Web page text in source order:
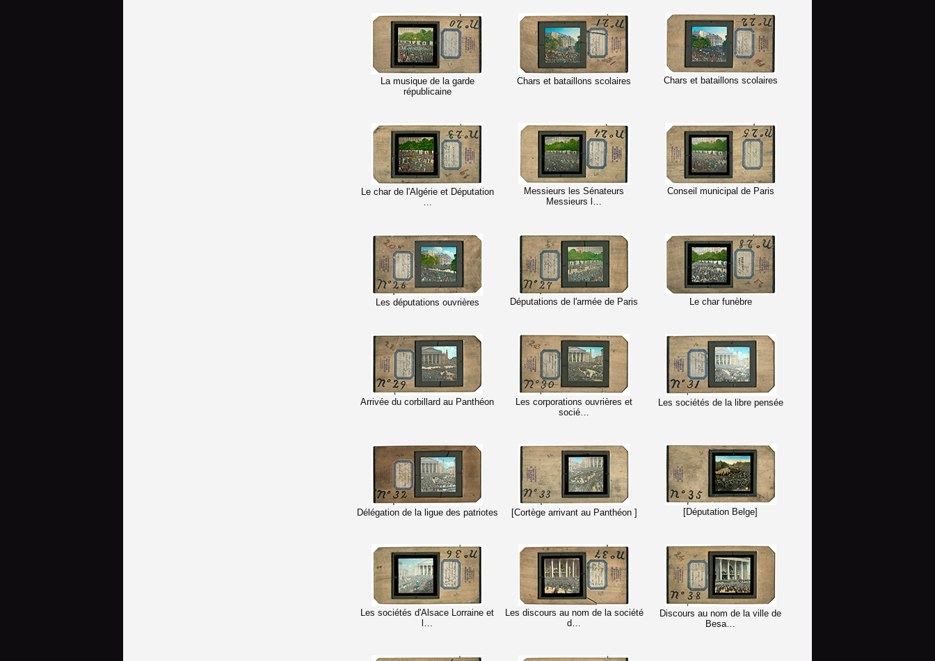
La musique de la garde
républicaine
Chars et bataillons scolaires Chars et bataillons scolaires
Le char de l'Algérie et Députation
Messieurs les Sénateurs
Messieurs l…
Conseil municipal de Paris
Les députations ouvrières Députations de l'armée de Paris Le char funèbre
Arrivée du corbillard au Panthéon
Les corporations ouvrières et
socié…
Les sociétés de la libre pensée
Délégation de la ligue des patriotes [Cortège arrivant au Panthéon ] [Députation Belge]
Les sociétés d'Alsace Lorraine et
Les discours au nom de la société
d…
Discours au nom de la ville de
Besa…